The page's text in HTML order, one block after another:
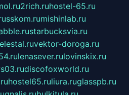
2rich.ruhostel-65.ru
mishinlab.ru
starbucksvia.ru
elestal.ruvektor-doroga.ru
lenasever.rulovinskix.ru
discofoxworld.ru
hostel65.ruliura.ruglasspb.ru